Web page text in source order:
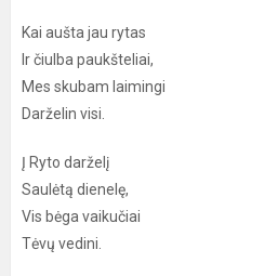
Kai aušta jau rytas
Ir čiulba paukšteliai,
Mes skubam laimingi
Darželin visi.
Į Ryto darželį
Saulėtą dienelę,
Vis bėga vaikučiai
Tėvų vedini.